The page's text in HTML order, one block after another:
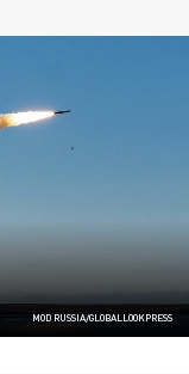
MOD RUSSIA/GLOBALLOOKPRESS